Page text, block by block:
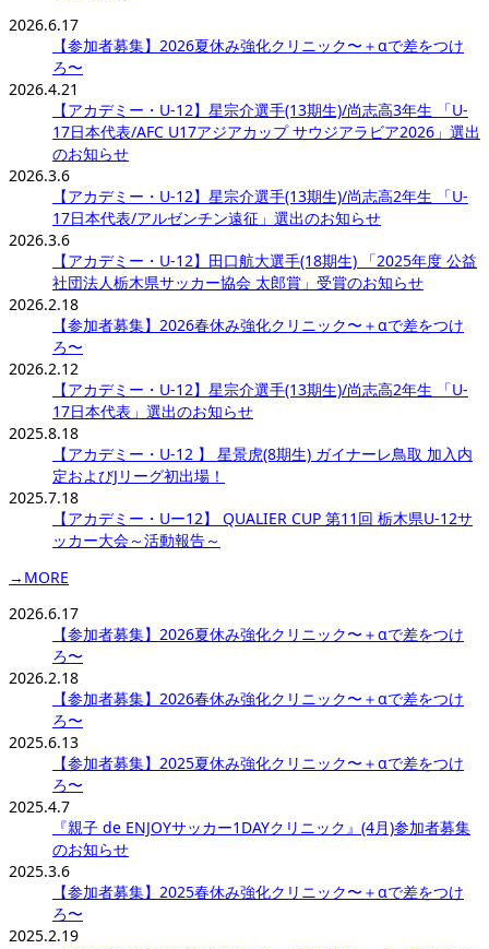
2026.6.17
【参加者募集】2026夏休み強化クリニック〜＋αで差をつけ
ろ〜
2026.4.21
【アカデミー・U-12】星宗介選手(13期生)/尚志高3年生 「U-
17日本代表/AFC U17アジアカップ サウジアラビア2026」選出
のお知らせ
2026.3.6
【アカデミー・U-12】星宗介選手(13期生)/尚志高2年生 「U-
17日本代表/アルゼンチン遠征」選出のお知らせ
2026.3.6
【アカデミー・U-12】田口航大選手(18期生) 「2025年度 公益
社団法人栃木県サッカー協会 太郎賞」受賞のお知らせ
2026.2.18
【参加者募集】2026春休み強化クリニック〜＋αで差をつけ
ろ〜
2026.2.12
【アカデミー・U-12】星宗介選手(13期生)/尚志高2年生 「U-
17日本代表」選出のお知らせ
2025.8.18
【アカデミー・U-12 】 星景虎(8期生) ガイナーレ鳥取 加入内
定およびJリーグ初出場！
2025.7.18
【アカデミー・Uー12】 QUALIER CUP 第11回 栃木県U-12サ
ッカー大会～活動報告～
→MORE
2026.6.17
【参加者募集】2026夏休み強化クリニック〜＋αで差をつけ
ろ〜
2026.2.18
【参加者募集】2026春休み強化クリニック〜＋αで差をつけ
ろ〜
2025.6.13
【参加者募集】2025夏休み強化クリニック〜＋αで差をつけ
ろ〜
2025.4.7
『親子 de ENJOYサッカー1DAYクリニック』(4月)参加者募集
のお知らせ
2025.3.6
【参加者募集】2025春休み強化クリニック〜＋αで差をつけ
ろ〜
2025.2.19